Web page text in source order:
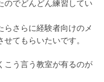
のでどんどん練習してい
らさらに経験者向けのメ
てもらいたいです。
こう言う教室が有るのが